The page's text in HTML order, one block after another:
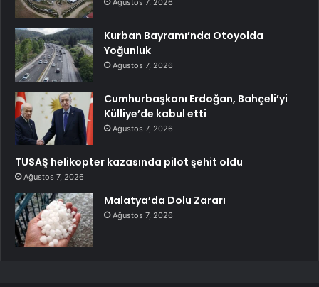
Ağustos 7, 2026
Kurban Bayramı’nda Otoyolda
Yoğunluk
Ağustos 7, 2026
Cumhurbaşkanı Erdoğan, Bahçeli’yi
Külliye’de kabul etti
Ağustos 7, 2026
TUSAŞ helikopter kazasında pilot şehit oldu
Ağustos 7, 2026
Malatya’da Dolu Zararı
Ağustos 7, 2026